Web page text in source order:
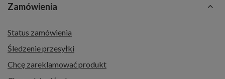
Zamówienia
Status zamówienia
Śledzenie przesyłki
Chcę zareklamować produkt